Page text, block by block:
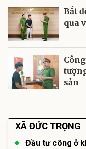
Bắt
qua
sản
XÃ ĐỨC TRỌNG
Đầu tư công ở